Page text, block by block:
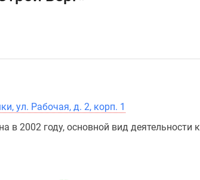
ул. Рабочая, д. 2, корп. 1
в 2002 году, основной вид деятельности